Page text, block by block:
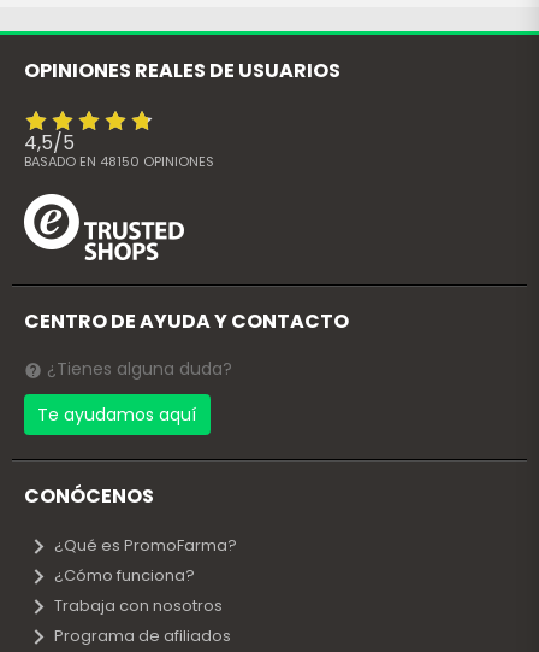
OPINIONES REALES DE USUARIOS
4,5/5
BASADO EN 48150 OPINIONES
CENTRO DE AYUDA Y CONTACTO
¿Tienes alguna duda?
Te ayudamos aquí
CONÓCENOS
¿Qué es PromoFarma?
¿Cómo funciona?
Trabaja con nosotros
Programa de afiliados